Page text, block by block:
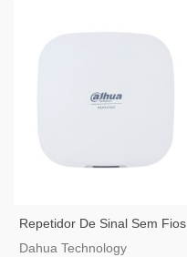
Repetidor De Sinal Sem Fios
Dahua AirShield ARA43-W2
Dahua Technology